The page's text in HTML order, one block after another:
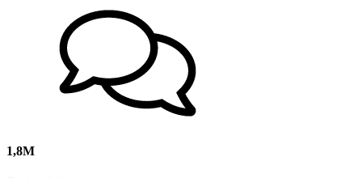
1,8M